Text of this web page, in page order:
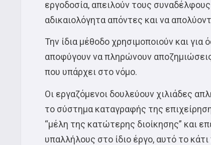
εργοδοσία, απειλούν τους
αδικαιολόγητα απόντες και να
Την ίδια μέθοδο χρησιμοποιούν και
αποφύγουν να πληρώνουν
που υπάρχει στο νόμο.
Οι εργαζόμενοι δουλεύουν χιλιάδες
το σύστημα καταγραφής της
“μέλη της κατώτερης διοίκησης” και
υπαλλήλους στο ίδιο έργο, αυτό το